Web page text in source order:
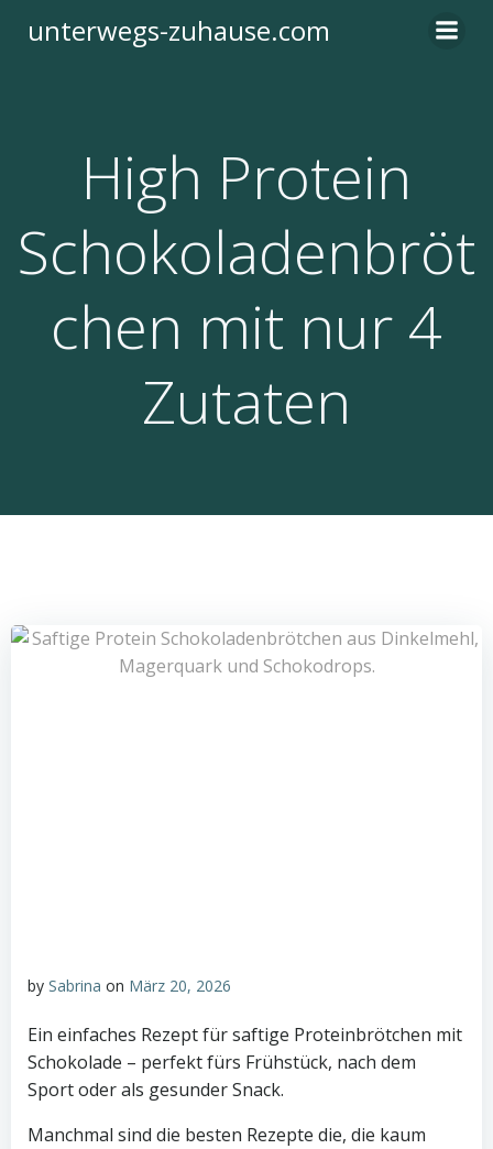
Inhalt
unterwegs-zuhause.com
High Protein
Schokoladenbröt
chen mit nur 4
Zutaten
by Sabrina on März 20, 2026
Ein einfaches Rezept für saftige Proteinbrötchen mit
Schokolade – perfekt fürs Frühstück, nach dem
Sport oder als gesunder Snack.
Manchmal sind die besten Rezepte die, die kaum